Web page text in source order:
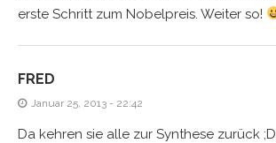
erste Schritt zum Nobelpreis. Weiter so!
FRED
Januar 25, 2013 - 22:42
Da kehren sie alle zur Synthese zurück ;D